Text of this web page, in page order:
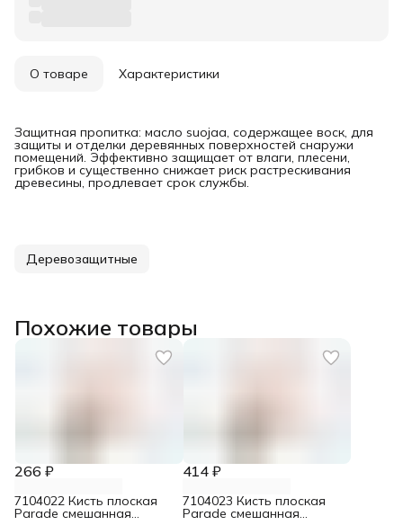
О товаре Характеристики
Защитная пропитка: масло suojaa, содержащее воск, для
защиты и отделки деревянных поверхностей снаружи
помещений. Эффективно защищает от влаги, плесени,
грибков и существенно снижает риск растрескивания
древесины, продлевает срок службы.
Деревозащитные
Похожие товары
266 ₽
7104022 Кисть плоская
Parade смешанная
414 ₽
7104023 Кисть плоская
Parade смешанная